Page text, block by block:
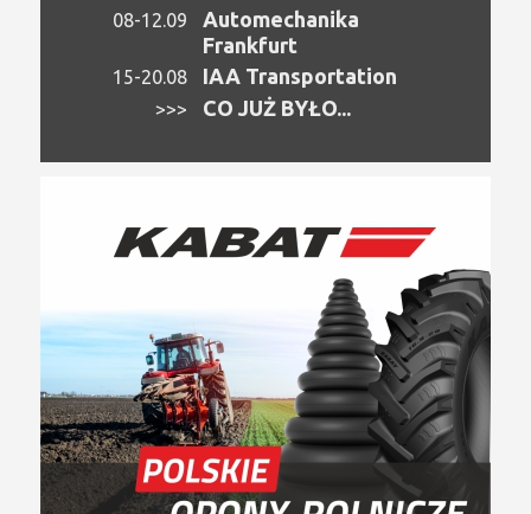
08-12.09
Automechanika
Frankfurt
15-20.08 IAA Transportation
>>> CO JUŻ BYŁO...